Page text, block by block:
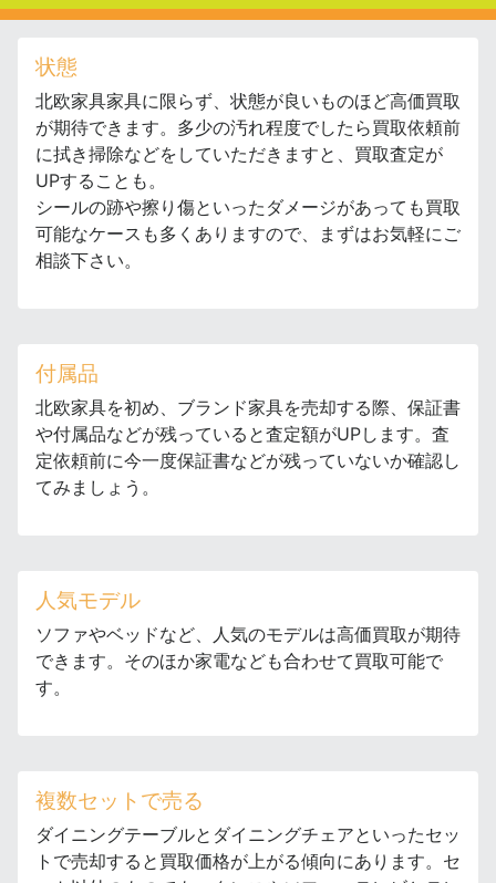
状態
北欧家具家具に限らず、状態が良いものほど高価買取
が期待できます。多少の汚れ程度でしたら買取依頼前
に拭き掃除などをしていただきますと、買取査定が
UPすることも。
シールの跡や擦り傷といったダメージがあっても買取
可能なケースも多くありますので、まずはお気軽にご
相談下さい。
付属品
北欧家具を初め、ブランド家具を売却する際、保証書
や付属品などが残っていると査定額がUPします。査
定依頼前に今一度保証書などが残っていないか確認し
てみましょう。
人気モデル
ソファやベッドなど、人気のモデルは高価買取が期待
できます。そのほか家電なども合わせて買取可能で
す。
複数セットで売る
ダイニングテーブルとダイニングチェアといったセッ
トで売却すると買取価格が上がる傾向にあります。セ